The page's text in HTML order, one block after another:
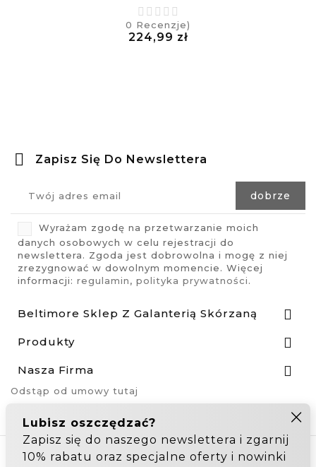
0 Recenzje)
224,99 złCena
Zapisz Się Do Newslettera
Wyrażam zgodę na przetwarzanie moich
danych osobowych w celu rejestracji do
newslettera. Zgoda jest dobrowolna i mogę z niej
zrezygnować w dowolnym momencie. Więcej
informacji: regulamin, polityka prywatności.
Beltimore Sklep Z Galanterią Skórzaną 
Produkty 
Nasza Firma 
Odstąp od umowy tutaj
Zakupy hurtowe:Hurtownia Galanterii